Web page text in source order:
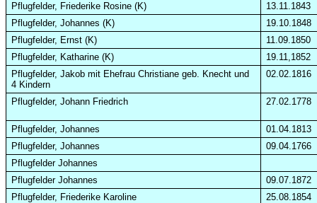
Pflugfelder, Friederike Rosine (K)
13.11.1843
Pflugfelder, Johannes (K)
19.10.1848
Pflugfelder, Ernst (K)
11.09.1850
Pflugfelder, Katharine (K)
19.11,1852
Pflugfelder, Jakob mit Ehefrau Christiane geb. Knecht und
4 Kindern
02.02.1816
Pflugfelder, Johann Friedrich 27.02.1778
Pflugfelder, Johannes
01.04.1813
Pflugfelder, Johannes
09.04.1766
Pflugfelder Johannes
Pflugfelder Johannes
09.07.1872
Pflugfelder, Friederike Karoline
25.08.1854